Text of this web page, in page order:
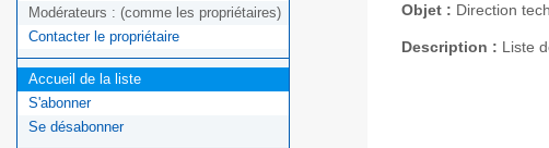
Modérateurs : (comme les propriétaires)
Contacter le propriétaire
Accueil de la liste
S'abonner
Se désabonner
Objet : Direction
Description : Liste